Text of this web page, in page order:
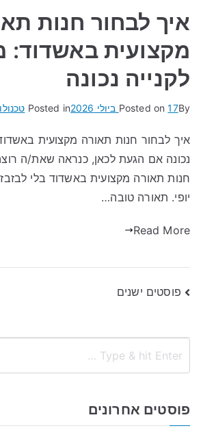
איך לבחור חנות
מקצועית באשדוד:
לקנייה נכונה
By
Posted on17 ביולי 2026 Posted in
איך לבחור חנות תאורה מקצועית
נכונה אם הגעת לכאן, כנראה שאת/ה
חנות תאורה מקצועית באשדוד בלי
יופי. תאורה טובה…
Read More
ניווט
פוסטים ישנים
פוסטים אחרונים